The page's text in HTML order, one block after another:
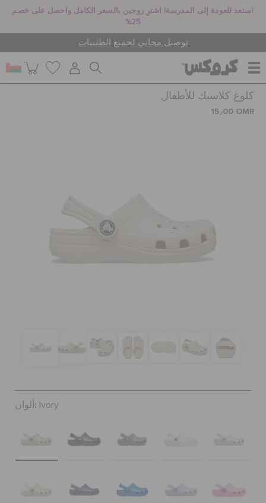
استعد للعودة إلى المدرسة! اشترِ زوجين بالسعر الكامل واحصل على خصم
25%
توصيل مجاني لجميع الطلبيات
للنساء
جيبيتز تشارمز
قائمة الامنيات
كلوغ كلاسيك للأطفال
15٫00 OMR
ألوان: Ivory